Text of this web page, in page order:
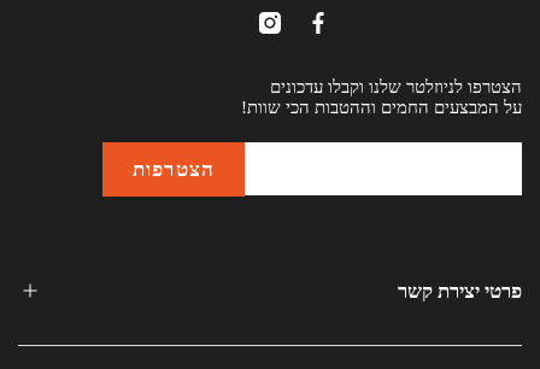
הצטרפו לניוזלטר שלנו וקבלו עדכונים
על המבצעים החמים וההטבות הכי שוות!
פרטי יצירת קשר